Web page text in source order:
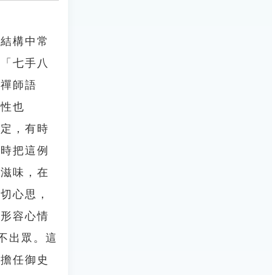
構中常
七手八
師語
也
，有時
把這例
味，在
心思，
容心情
出眾。這
任御史